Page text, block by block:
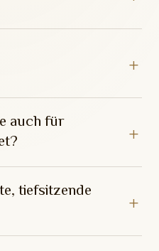
auch für
tiefsitzende